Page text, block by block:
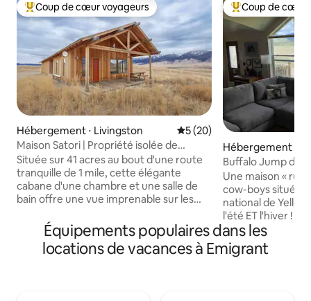
Coups de cœur voyageurs les plus appréciés
Coup de cœur voyageurs
Hébergement ⋅ Livingston Évaluation moyenne sur la
5 (20)
Maison Satori | Propriété isolée de
16 hectares avec vue sur la montagne
Située sur 41 acres au bout d'une route
tranquille de 1 mile, cette élégante
cabane d'une chambre et une salle de
bain offre une vue imprenable sur les
ininterrompue. Passez vos journées à
pêcher ou à faire de la randonnée à
proximité, puis détendez-vous sur la
Coups de cœur
Coup de cœur
Hébergement ⋅
Buffalo Jump
Yellowstone
Une maison «
cow-boys située
national de
l'été ET l'hiver !
un poêle à bois et
pour aider votre
étoiles la nuit.
Équipements populaires dans les
locations de vacances à Emigrant